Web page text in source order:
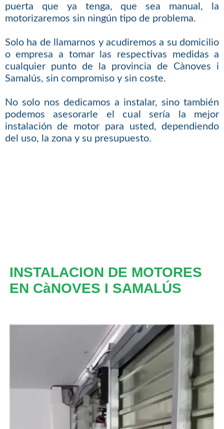
puerta que ya tenga, que sea manual, la
motorizaremos sin ningún tipo de problema.
Solo ha de llamarnos y acudiremos a su domicilio
o empresa a tomar las respectivas medidas a
cualquier punto de la provincia de Cànoves i
Samalús, sin compromiso y sin coste.
No solo nos dedicamos a instalar, sino también
podemos asesorarle el cual sería la mejor
instalación de motor para usted, dependiendo
del uso, la zona y su presupuesto.
INSTALACION DE MOTORES
EN CàNOVES I SAMALÚS